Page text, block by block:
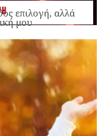
επιλογή, αλλά
μου